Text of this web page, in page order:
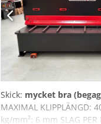
Skick: mycket bra
MAXIMAL KLIPPLÄNGD:
kg/mm²: 6 mm SLAG